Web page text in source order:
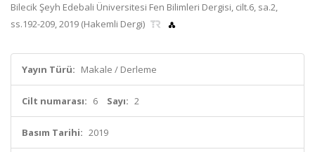
Bilecik Şeyh Edebali Üniversitesi Fen Bilimleri Dergisi, cilt.6, sa.2,
ss.192-209, 2019 (Hakemli Dergi)
Yayın Türü: Makale / Derleme
Cilt numarası: 6 Sayı: 2
Basım Tarihi: 2019